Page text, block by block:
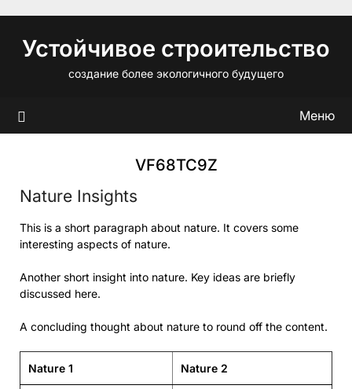
содержимому
Устойчивое строительство
создание более экологичного будущего
Меню
VF68TC9Z
Nature Insights
This is a short paragraph about nature. It covers some
interesting aspects of nature.
Another short insight into nature. Key ideas are briefly
discussed here.
A concluding thought about nature to round off the content.
Nature 1 Nature 2